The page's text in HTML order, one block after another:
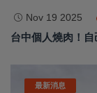
Nov 19 2025
台中個人燒肉！自
最新消息